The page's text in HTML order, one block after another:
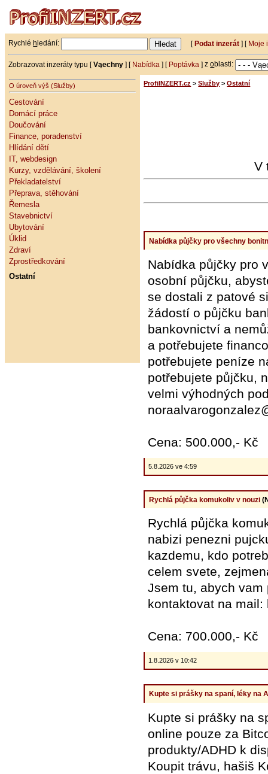
Rychlé h ledání: [Podat inzerát ] [ Moje
Zobrazovat inzeráty typu [Vąechny ] [ Nabídka ] [ Poptávka ]zoblasti:
O úroveň výš (Služby)
Cestování
Domácí práce
Doučování
Finance, poradenství
Hlídání dětí
IT, webdesign
Kurzy, vzdělávání, školení
Překladatelství
Přeprava, stěhování
Řemesla
Stavebnictví
Ubytování
Úklid
Zdraví
Zprostředkování
Ostatní
ProfiINZERT.cz >Služby >Ostatní
V
Nabídka půjčky pro všechny
Nabídka půjčky pro
osobní půjčku,
se dostali z patové
žádostí o půjčku
bankovnictví a
a potřebujete
potřebujete peníze
potřebujete půjčku,
velmi výhodných
Cena: 500.000,- Kč
5.8.2026 ve 4:59
Rychlá půjčka komukoliv v nouzi
Rychlá půjčka
nabizi penezni
kazdemu, kdo
celem svete,
Jsem tu, abych vam
kontaktovat na
Cena: 700.000,- Kč
1.8.2026 v 10:42
Kupte si prášky na spaní, léky na
Kupte si prášky na
online pouze za
produkty/ADHD k
Koupit trávu, hašiš